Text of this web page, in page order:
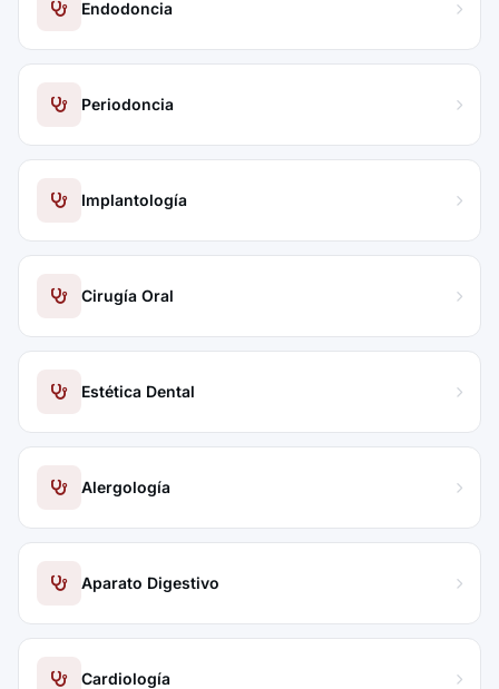
Endodoncia
Periodoncia
Implantología
Cirugía Oral
Estética Dental
Alergología
Aparato Digestivo
Cardiología